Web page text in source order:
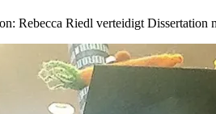
Rebecca Riedl verteidigt Dissertation